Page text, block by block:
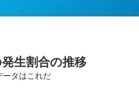
生割合の推移
ータはこれだ